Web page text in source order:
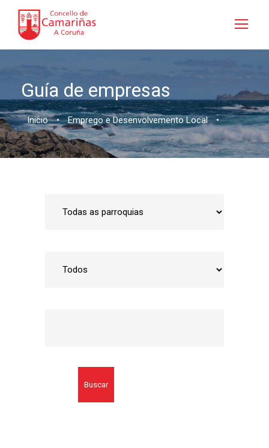
Guía de empresas
Inicio • Emprego e Desenvolvemento Local •
Buscar